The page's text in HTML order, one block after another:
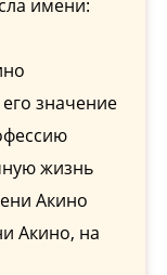
имени:
значение
жизнь
Акино
Акино, на